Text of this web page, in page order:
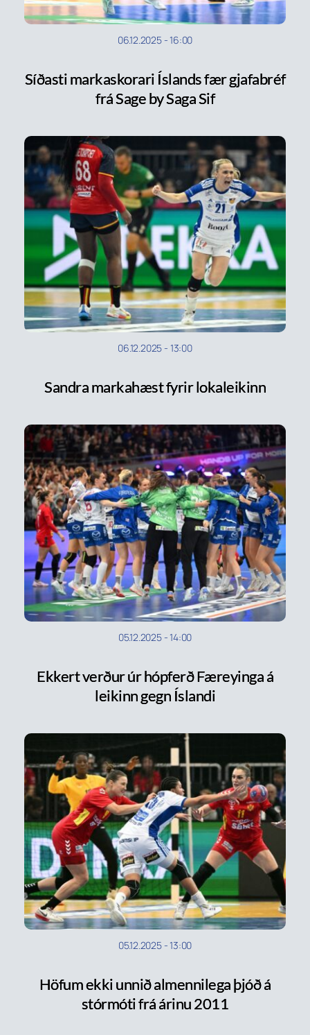
06.12.2025-16:00
Síðasti markaskorari Íslands fær gjafabréf
frá Sage by Saga Sif
06.12.2025 - 13:00
Sandra markahæst fyrir lokaleikinn
05.12.2025-14:00
Ekkert verður úr hópferð Færeyinga á
leikinn gegn Íslandi
05.12.2025-13:00
Höfum ekki unnið almennilega þjóð á
stórmóti frá árinu 2011